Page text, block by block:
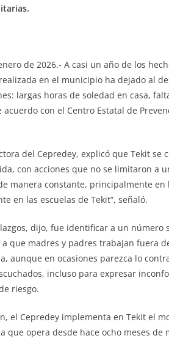
de 2026.- A casi un año de los
en el municipio ha dejado al
largas horas de soledad en casa,
con el Centro Estatal de
del Cepredey, explicó que Tekit
con acciones que no se limitaron a
manera constante, principalmente en
en las escuelas de Tekit”, señaló.
dijo, fue identificar a un número
que madres y padres trabajan fuera
aunque en ocasiones parezca lo
incluso para expresar
riesgo.
el Cepredey implementa en Tekit el
que opera desde hace ocho meses